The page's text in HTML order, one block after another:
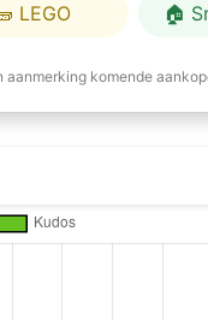
LEGO 🏠
komende